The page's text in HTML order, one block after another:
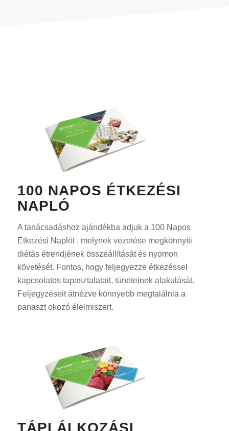
100 NAPOS ÉTKEZÉSI
NAPLÓ
A tanácsadáshoz ajándékba adjuk a 100 Napos
Étkezési Naplót , melynek vezetése megkönnyíti
diétás étrendjének összeállítását és nyomon
követését. Fontos, hogy feljegyezze étkezéssel
kapcsolatos tapasztalatait, tüneteinek alakulását.
Feljegyzéseit átnézve könnyebb megtalálnia a
panaszt okozó élelmiszert.